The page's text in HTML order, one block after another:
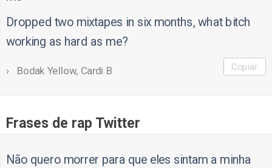
Dropped two mixtapes in six months, what bitch
working as hard as me?
Bodak Yellow, Cardi B Copiar
Frases de rap Twitter
Não quero morrer para que eles sintam a minha